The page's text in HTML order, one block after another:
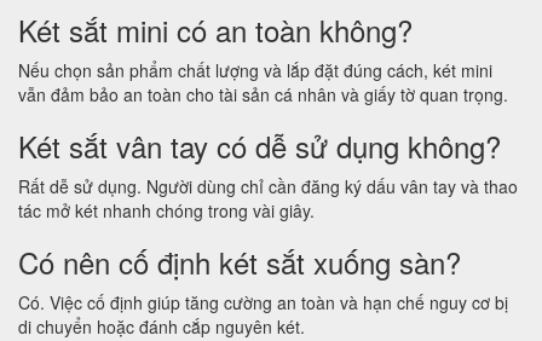
Két sắt mini có an toàn không?
Nếu chọn sản phẩm chất lượng và lắp đặt đúng cách, két mini
vẫn đảm bảo an toàn cho tài sản cá nhân và giấy tờ quan trọng.
Két sắt vân tay có dễ sử dụng không?
Rất dễ sử dụng. Người dùng chỉ cần đăng ký dấu vân tay và thao
tác mở két nhanh chóng trong vài giây.
Có nên cố định két sắt xuống sàn?
Có. Việc cố định giúp tăng cường an toàn và hạn chế nguy cơ bị
di chuyển hoặc đánh cắp nguyên két.